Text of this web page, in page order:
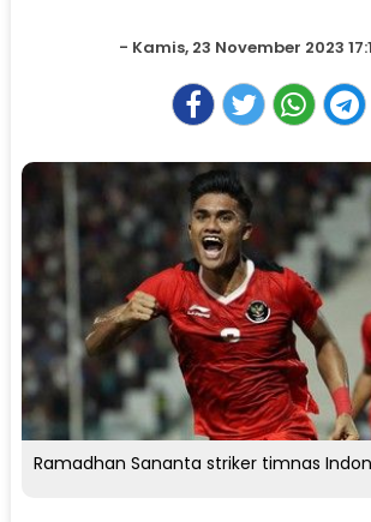
- Kamis, 23 November 2023
Ramadhan Sananta striker timnas